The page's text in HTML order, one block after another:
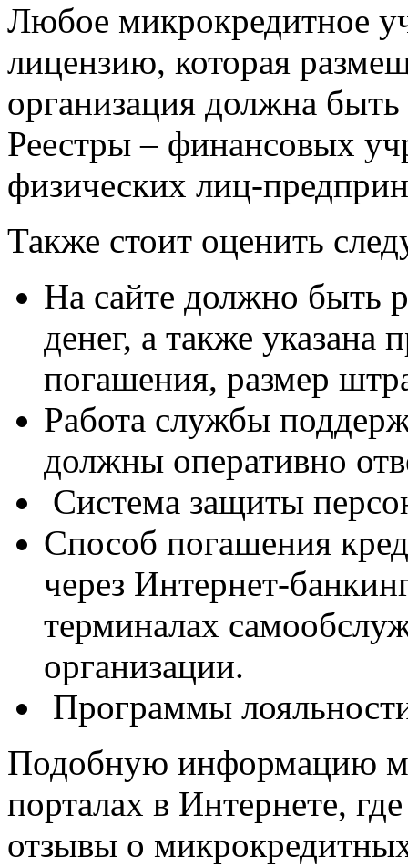
Любое микрокредитное
лицензию, которая
организация должна
Реестры – финансовых
физических лиц-
Также стоит оценить
На сайте должно быть
денег, а также указана
погашения, размер
Работа службы
должны оперативно
Система защиты
Способ погашения
через Интернет-
терминалах
организации.
Программы
Подобную информацию
порталах в Интернете,
отзывы о